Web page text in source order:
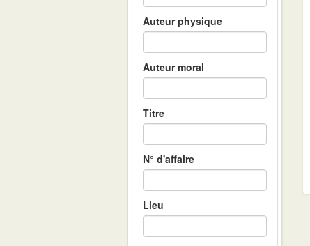
Auteur physique
Auteur moral
Titre
N° d'affaire
Lieu